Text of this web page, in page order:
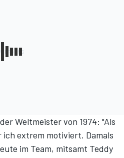
Weltmeister von 1974: "Als
ich extrem motiviert. Damals
im Team, mitsamt Teddy